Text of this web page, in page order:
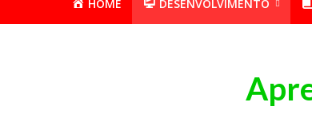
HOME DESENVOLVIMENTO